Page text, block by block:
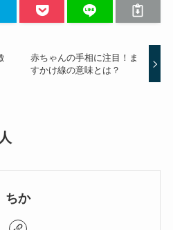
赤ちゃんの手相に注目！ま
すかけ線の意味とは？
ちか